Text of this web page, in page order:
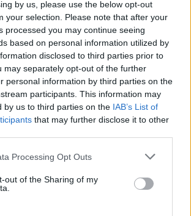
by us, please use the below opt-out
your selection. Please note that after your
processed you may continue seeing
based on personal information utilized by
disclosed to third parties prior to
may separately opt-out of the further
personal information by third parties on the
participants. This information may
by us to third parties on the IAB’s List of
that may further disclose it to other
Processing Opt Outs
out of the Sharing of my